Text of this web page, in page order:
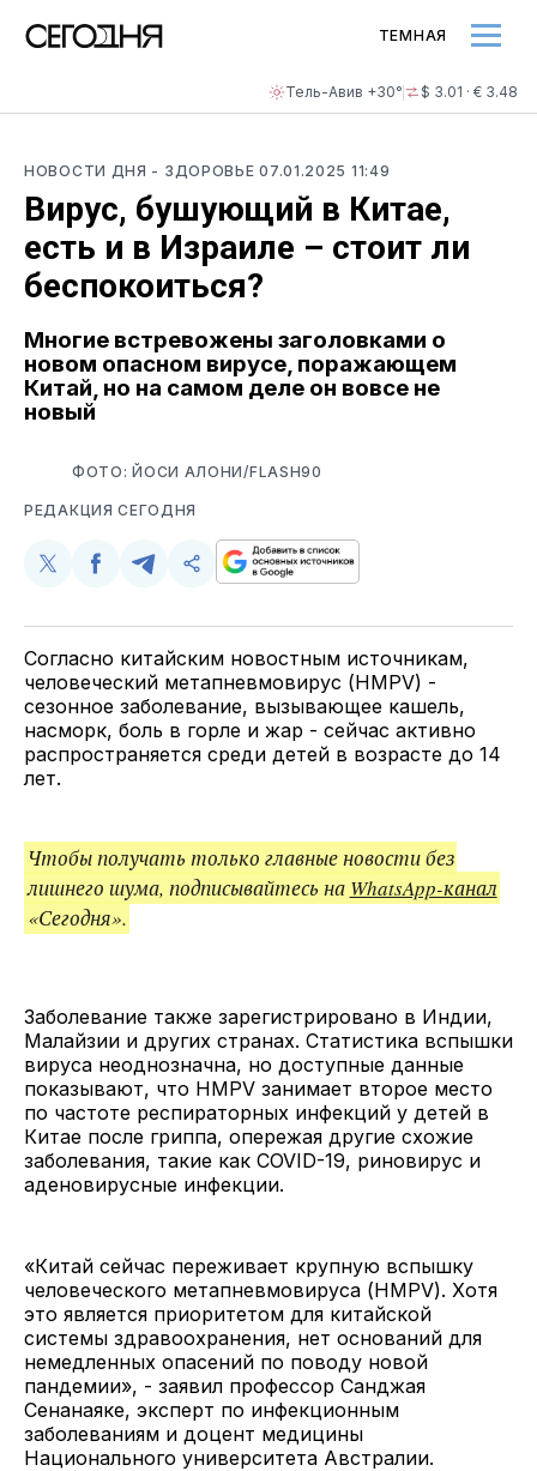
Тель-Авив +30° $ 3.01 · € 3.48
ТЕМНАЯ
НОВОСТИ ДНЯ - ЗДОРОВЬЕ07.01.2025 11:49
Вирус, бушующий в Китае,
есть и в Израиле – стоит ли
беспокоиться?
Многие встревожены заголовками о
новом опасном вирусе, поражающем
Китай, но на самом деле он вовсе не
новый
ФОТО: ЙОСИ АЛОНИ/FLASH90
РЕДАКЦИЯ СЕГОДНЯ
Поделиться
Twitter
Поделиться
Facebook
Поделиться
Telegram
Скопируйте
поделитесь
Согласно китайским новостным источникам,
человеческий метапневмовирус (HMPV) -
сезонное заболевание, вызывающее кашель,
насморк, боль в горле и жар - сейчас активно
распространяется среди детей в возрасте до 14
лет.
Чтобы получать только главные новости без
лишнего шума, подписывайтесь на WhatsApp-канал
«Сегодня».
Заболевание также зарегистрировано в Индии,
Малайзии и других странах. Статистика вспышки
вируса неоднозначна, но доступные данные
показывают, что HMPV занимает второе место
по частоте респираторных инфекций у детей в
Китае после гриппа, опережая другие схожие
заболевания, такие как COVID-19, риновирус и
аденовирусные инфекции.
«Китай сейчас переживает крупную вспышку
человеческого метапневмовируса (HMPV). Хотя
это является приоритетом для китайской
системы здравоохранения, нет оснований для
немедленных опасений по поводу новой
пандемии», - заявил профессор Санджая
Сенанаяке, эксперт по инфекционным
заболеваниям и доцент медицины
Национального университета Австралии.